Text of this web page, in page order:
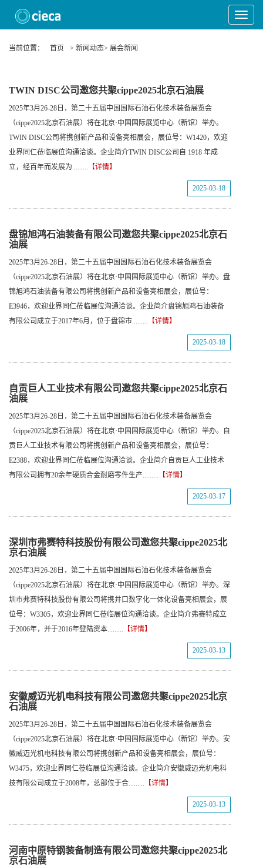
Toggle
当前位置：
首页 > 新闻动态> 展会新闻
TWIN DISC公司邀您共聚cippe2025北京石油展
2025年3月26-28日，第二十五届中国国际石油石化技术装备展览会
（cippe2025北京石油展）将在北京·中国国际展览中心（新馆）举办。
TWIN DISC公司将携创新产品和设备亮相展会，展位号：W1420，欢迎
业界同仁莅临展位沟通洽谈。企业简介TWIN DISC公司自 1918 年成
立，经百年而发展为......... 【详情】
2025-03-18
盘锦旭鸿石油装备有限公司邀您共聚cippe2025北京石
油展
2025年3月26-28日，第二十五届中国国际石油石化技术装备展览会
（cippe2025北京石油展）将在北京·中国国际展览中心（新馆）举办。盘
锦旭鸿石油装备有限公司将携创新产品和设备亮相展会，展位号：
E3946，欢迎业界同仁莅临展位沟通洽谈。企业简介盘锦旭鸿石油装备
有限公司成立于2017年6月，位于盘锦市......... 【详情】
2025-03-18
自贡巨人工业技术有限公司邀您共聚cippe2025北京石
油展
2025年3月26-28日，第二十五届中国国际石油石化技术装备展览会
（cippe2025北京石油展）将在北京·中国国际展览中心（新馆）举办。自
贡巨人工业技术有限公司将携创新产品和设备亮相展会，展位号：
E2388，欢迎业界同仁莅临展位沟通洽谈。企业简介自贡巨人工业技术
有限公司拥有20余年硬质合金耐磨零件生产......... 【详情】
2025-03-17
深圳市弗赛特科技股份有限公司邀您共聚cippe2025北
京石油展
2025年3月26-28日，第二十五届中国国际石油石化技术装备展览会
（cippe2025北京石油展）将在北京·中国国际展览中心（新馆）举办。深
圳市弗赛特科技股份有限公司将携井口数字化一体化设备亮相展会，展
位号：W3305，欢迎业界同仁莅临展位沟通洽谈。企业简介弗赛特成立
于2006年，并于2016年登陆资本......... 【详情】
2025-03-13
安徽威迈光机电科技有限公司邀您共聚cippe2025北京
石油展
2025年3月26-28日，第二十五届中国国际石油石化技术装备展览会
（cippe2025北京石油展）将在北京·中国国际展览中心（新馆）举办。安
徽威迈光机电科技有限公司将携创新产品和设备亮相展会，展位号：
W3475，欢迎业界同仁莅临展位沟通洽谈。企业简介安徽威迈光机电科
技有限公司成立于2008年，总部位于合......... 【详情】
2025-03-13
河南中原特钢装备制造有限公司邀您共聚cippe2025北
京石油展